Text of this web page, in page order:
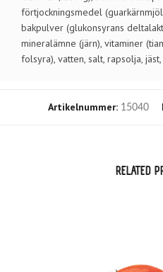
förtjockningsmedel
bakpulver (glukonsyrans
mineralämne (järn), vitaminer
folsyra), vatten, salt, rapsolja,
Artikelnummer: 15040
RELATED